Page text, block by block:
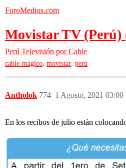
ForoMedios.com
Movistar TV (Perú)
Perú Televisión por Cable
cable-mágico, movistar, perú
Antholok 1 Agosto, 2021 03:00
774
En los recibos de julio están